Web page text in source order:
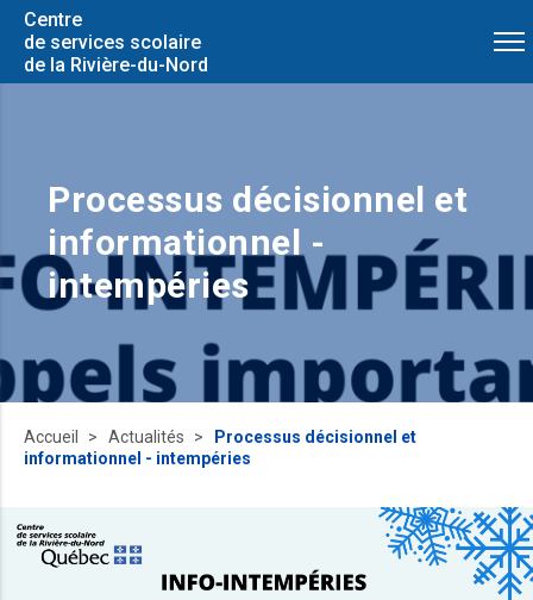
Centre
de services scolaire
de la Rivière-du-Nord
Processus décisionnel et
informationnel -
intempéries
Accueil Actualités
Processus décisionnel et
informationnel - intempéries